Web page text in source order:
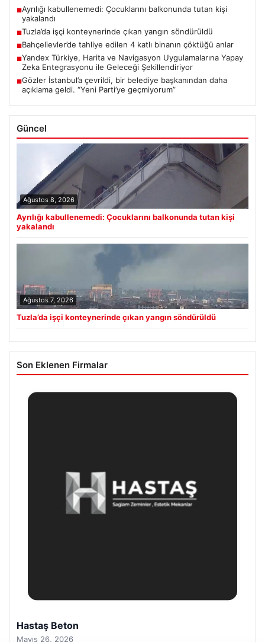
■Ayrılığı kabullenemedi: Çocuklarını balkonunda tutan kişi
yakalandı
■Tuzla’da işçi konteynerinde çıkan yangın söndürüldü
■Bahçelievler’de tahliye edilen 4 katlı binanın çöktüğü anlar
■Yandex Türkiye, Harita ve Navigasyon Uygulamalarına Yapay
Zeka Entegrasyonu ile Geleceği Şekillendiriyor
■Gözler İstanbul’a çevrildi, bir belediye başkanından daha
açıklama geldi. “Yeni Parti’ye geçmiyorum”
Güncel
Ağustos 8, 2026
Ayrılığı kabullenemedi: Çocuklarını balkonunda tutan kişi
yakalandı
Ağustos 7, 2026
Tuzla’da işçi konteynerinde çıkan yangın söndürüldü
Son Eklenen Firmalar
Enes Kaplan Avukatlık Bürosu
Nisan 28, 2026